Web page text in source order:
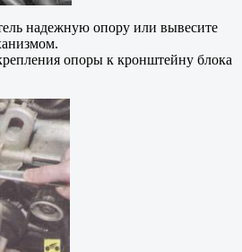
надежную опору или вывесите
опоры к кронштейну блока